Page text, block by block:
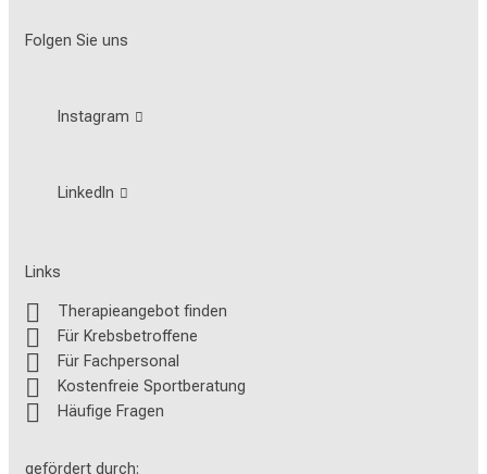
Folgen Sie uns
Instagram
LinkedIn
Links
Therapieangebot finden
Für Krebsbetroffene
Für Fachpersonal
Kostenfreie Sportberatung
Häufige Fragen
gefördert durch: